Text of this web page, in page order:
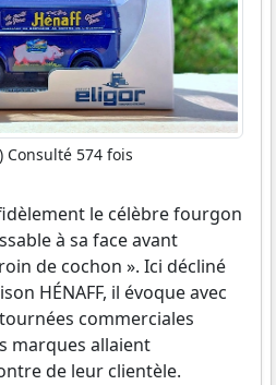
Consulté 574 fois
le célèbre fourgon
à sa face avant
de cochon ». Ici décliné
HÉNAFF, il évoque avec
commerciales
marques allaient
de leur clientèle.